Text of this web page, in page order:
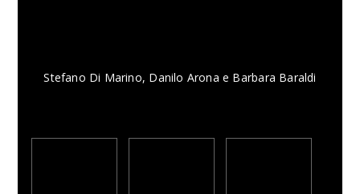
Stefano Di Marino, Danilo Arona e Barbara Baraldi